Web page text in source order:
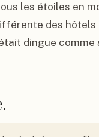
les étoiles en
des
dingue comme